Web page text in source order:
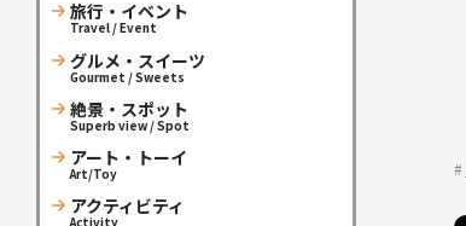
旅行・イベント
Travel / Event
グルメ・スイーツ
Gourmet / Sweets
絶景・スポット
Superb view / Spot
アート・トーイ
Art/Toy
アクティビティ
Activity